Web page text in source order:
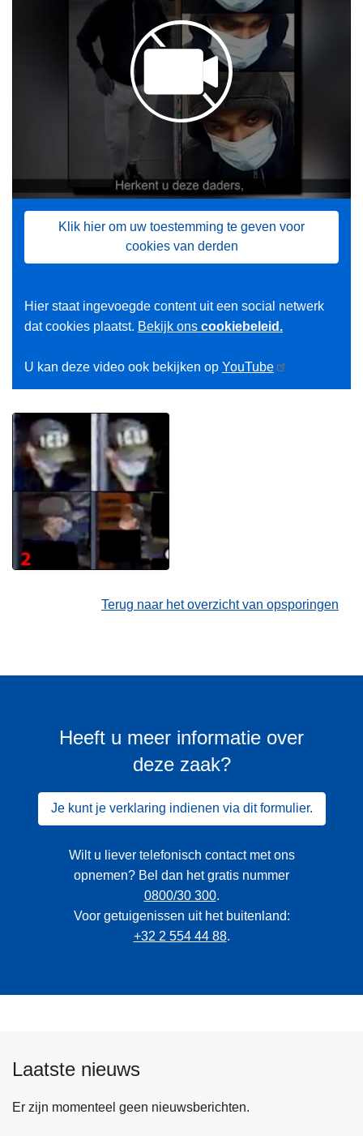
Klik hier om uw toestemming te geven voor
cookies van derden
Hier staat ingevoegde content uit een social netwerk
dat cookies plaatst. Bekijk ons cookiebeleid.
U kan deze video ook bekijken op YouTube
Terug naar het overzicht van opsporingen
Heeft u meer informatie over
deze zaak?
Je kunt je verklaring indienen via dit formulier.
Wilt u liever telefonisch contact met ons
opnemen? Bel dan het gratis nummer
0800/30 300.
Voor getuigenissen uit het buitenland:
+32 2 554 44 88.
Laatste nieuws
Er zijn momenteel geen nieuwsberichten.